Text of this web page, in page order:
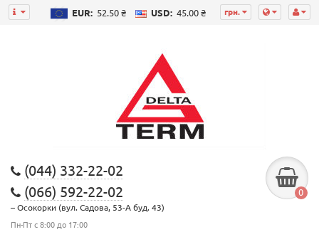
грн.
EUR: 52.50 ₴ USD: 45.00 ₴
(044) 332-22-02
(066) 592-22-02
– Осокорки (вул. Садова, 53-А буд. 43)
Пн-Пт с 8:00 до 17:00
0